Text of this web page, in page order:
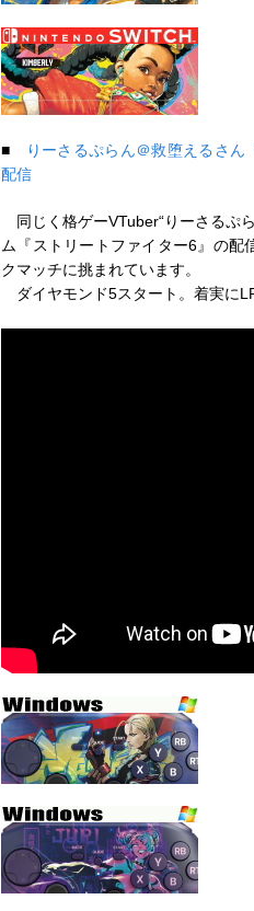
■
りーさるぷらん＠救堕えるさ
配信
同じく格ゲーVTuber“りーさるぷ
ム『ストリートファイター6』の配
クマッチに挑まれています。
ダイヤモンド5スタート。着実に